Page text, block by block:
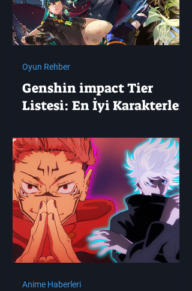
Genshin impact Tier
Listesi: En İyi Karakterler
Oyun Rehber
Anime Haberleri